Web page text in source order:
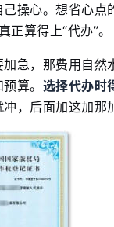
操心。想省心点
正算得上“代办”。
急，那费用自
算。 选择代办时
，后面加这加那